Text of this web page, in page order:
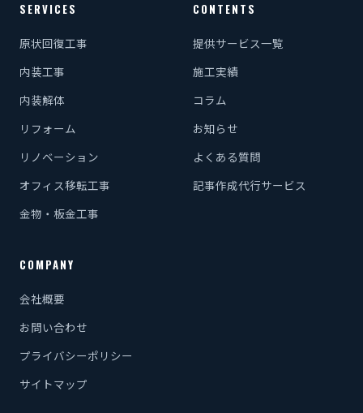
SERVICES
原状回復工事
内装工事
内装解体
リフォーム
リノベーション
オフィス移転工事
金物・板金工事
CONTENTS
提供サービス一覧
施工実績
コラム
お知らせ
よくある質問
記事作成代行サービス
COMPANY
会社概要
お問い合わせ
プライバシーポリシー
サイトマップ